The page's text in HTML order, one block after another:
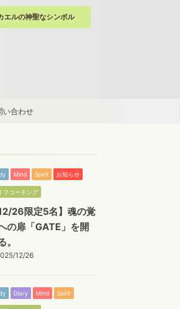
エルの神聖なシンボル
い合わせ
Mind Spirit お知らせ
フコーチング
12/26限定5名】魂の覚
の扉「GATE」を開
。
12/26
Diary Mind Spirit